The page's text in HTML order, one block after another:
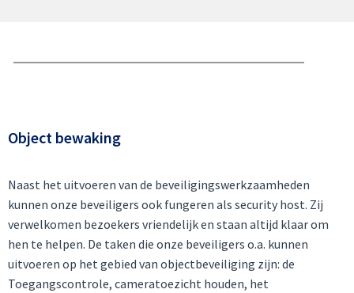
Object bewaking
Naast het uitvoeren van de beveiligingswerkzaamheden
kunnen onze beveiligers ook fungeren als security host. Zij
verwelkomen bezoekers vriendelijk en staan altijd klaar om
hen te helpen. De taken die onze beveiligers o.a. kunnen
uitvoeren op het gebied van objectbeveiliging zijn: de
Toegangscontrole, cameratoezicht houden, het